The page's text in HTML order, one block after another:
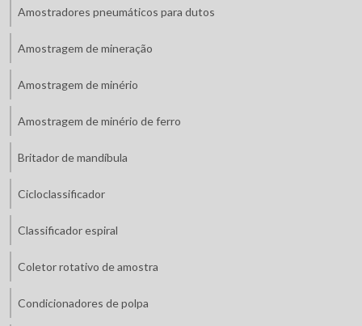
Amostradores pneumáticos para dutos
Amostragem de mineração
Amostragem de minério
Amostragem de minério de ferro
Britador de mandíbula
Cicloclassificador
Classificador espiral
Coletor rotativo de amostra
Condicionadores de polpa